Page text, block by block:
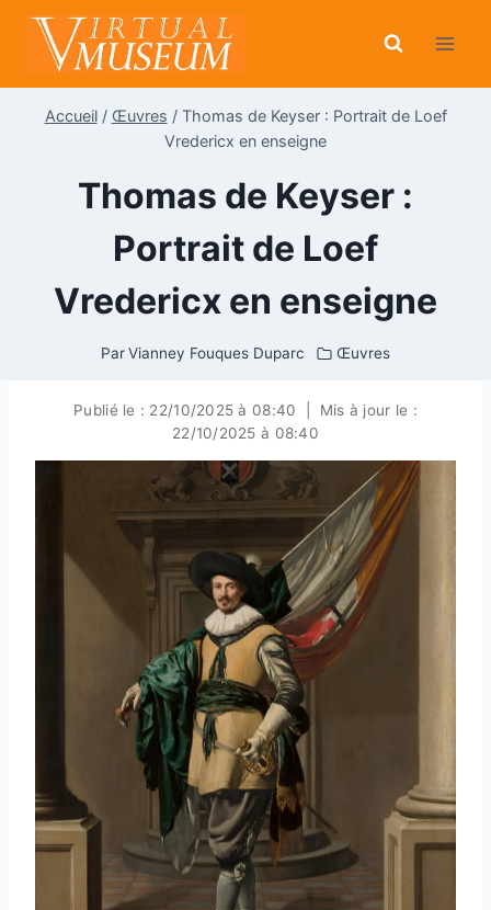
Aller
contenu
Accueil / Œuvres / Thomas de Keyser : Portrait de Loef
Vredericx en enseigne
Thomas de Keyser :
Portrait de Loef
Vredericx en enseigne
Par Vianney Fouques Duparc Œuvres
Publié le : 22/10/2025 à 08:40
Mis à jour le :
22/10/2025 à 08:40